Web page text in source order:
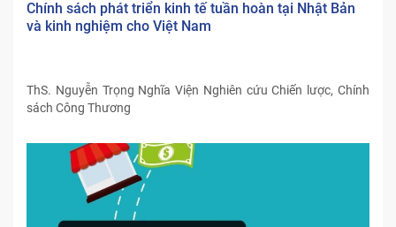
Chính sách phát triển kinh tế tuần hoàn tại Nhật Bản
và kinh nghiệm cho Việt Nam
ThS. Nguyễn Trọng Nghĩa Viện Nghiên cứu Chiến lược, Chính
sách Công Thương